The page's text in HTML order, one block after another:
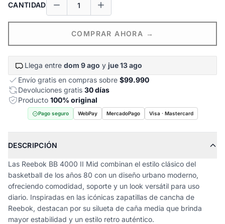
CANTIDAD
COMPRAR AHORA →
Llega entre dom 9 ago y jue 13 ago
Envío gratis en compras sobre $99.990
Devoluciones gratis 30 días
Producto 100% original
Pago seguro WebPay MercadoPago Visa · Mastercard
DESCRIPCIÓN
Las Reebok BB 4000 II Mid combinan el estilo clásico del
basketball de los años 80 con un diseño urbano moderno,
ofreciendo comodidad, soporte y un look versátil para uso
diario. Inspiradas en las icónicas zapatillas de cancha de
Reebok, destacan por su silueta de caña media que brinda
mayor estabilidad y un estilo retro auténtico.